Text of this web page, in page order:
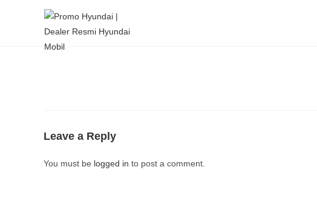
Leave a Reply
You must be logged in to post a comment.